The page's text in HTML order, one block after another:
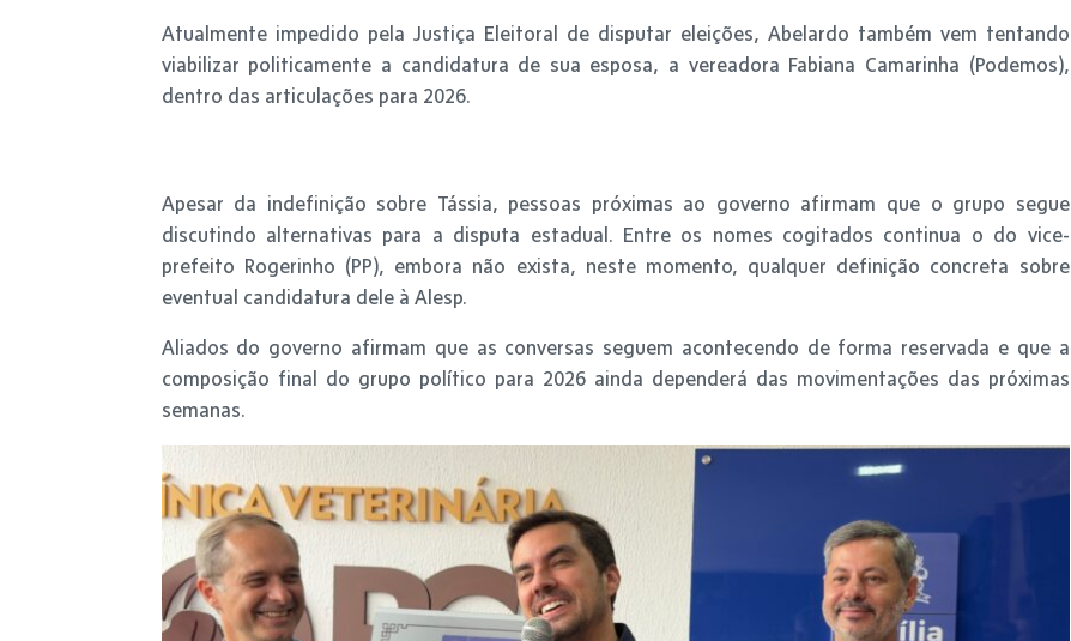
Atualmente impedido pela Justiça Eleitoral de disputar eleições, Abelardo também vem tentando
viabilizar politicamente a candidatura de sua esposa, a vereadora Fabiana Camarinha (Podemos),
dentro das articulações para 2026.
Apesar da indefinição sobre Tássia, pessoas próximas ao governo afirmam que o grupo segue
discutindo alternativas para a disputa estadual. Entre os nomes cogitados continua o do vice-
prefeito Rogerinho (PP), embora não exista, neste momento, qualquer definição concreta sobre
eventual candidatura dele à Alesp.
Aliados do governo afirmam que as conversas seguem acontecendo de forma reservada e que a
composição final do grupo político para 2026 ainda dependerá das movimentações das próximas
semanas.